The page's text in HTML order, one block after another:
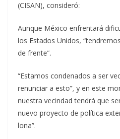
(CISAN), consideró:
Aunque México enfrentará
los Estados Unidos,
de frente”.
“Estamos condenados a ser
renunciar a esto”, y en este
nuestra vecindad tendrá que
nuevo proyecto de política
lona”.